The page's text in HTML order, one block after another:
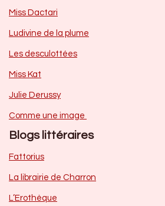
Miss Dactari
Ludivine de la plume
Les desculottées
Miss Kat
Julie Derussy
Comme une image
Blogs littéraires
Fattorius
La librairie de Charron
L’Erothèque